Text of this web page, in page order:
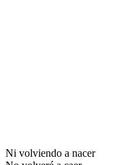
Ni volviendo a nacer